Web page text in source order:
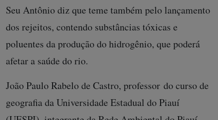
Seu Antônio diz que teme também pelo lançamento
dos rejeitos, contendo substâncias tóxicas e
poluentes da produção do hidrogênio, que poderá
afetar a saúde do rio.
João Paulo Rabelo de Castro, professor do curso de
geografia da Universidade Estadual do Piauí